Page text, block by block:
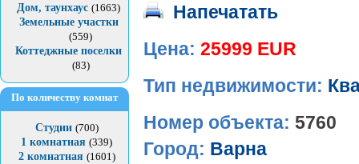
Дом, таунхаус (1663)
Земельные участки
(559)
Коттеджные поселки
(83)
По количеству комнат
Студии (700)
1 комнатная (339)
2 комнатная (1601)
Напечатать
Цена: 25999 EUR
Тип недвижимости:
Номер объекта: 5760
Город: Варна